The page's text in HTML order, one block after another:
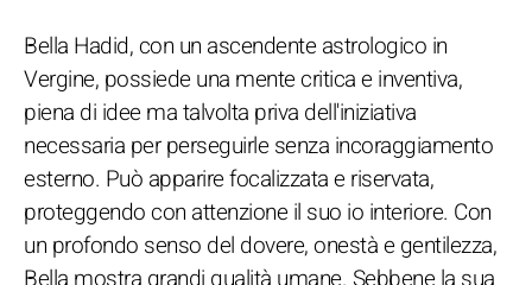
Bella Hadid, con un ascendente astrologico in
Vergine, possiede una mente critica e inventiva,
piena di idee ma talvolta priva dell'iniziativa
necessaria per perseguirle senza incoraggiamento
esterno. Può apparire focalizzata e riservata,
proteggendo con attenzione il suo io interiore. Con
un profondo senso del dovere, onestà e gentilezza,